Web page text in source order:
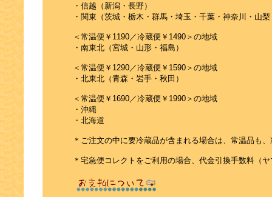
・信越（新潟・長野）
・関東（茨城・栃木・群馬・埼玉・千葉・神奈川・山
＜常温便￥1190／冷蔵便￥1490＞の地域
・南東北（宮城・山形・福島）
＜常温便￥1290／冷蔵便￥1590＞の地域
・北東北（青森・岩手・秋田）
＜常温便￥1690／冷蔵便￥1990＞の地域
・沖縄
・北海道
＊ご注文の中に要冷蔵品が含まれる場合は、常温品も
＊宅急便コレクトをご利用の場合、代金引換手数料（